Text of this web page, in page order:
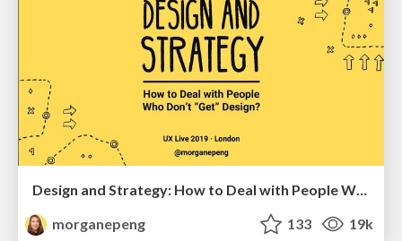
Design and Strategy: How to Deal with People Who Don’t "Get" Design
morganepeng
133 19k